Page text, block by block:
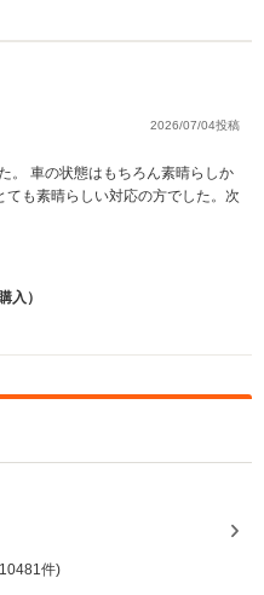
2026/07/04投稿
。 車の状態はもちろん素晴らしか
も素晴らしい対応の方でした。次
入）
件)